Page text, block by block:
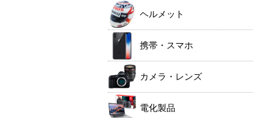
ヘルメット
携帯・スマホ
カメラ・レンズ
電化製品